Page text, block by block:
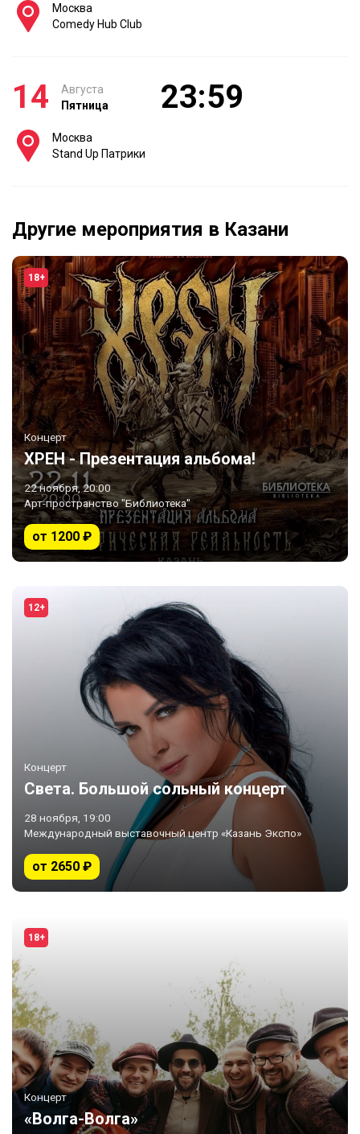
Москва
Comedy Hub Club
14
Августа
Пятница
23:59
Москва
Stand Up Патрики
Другие мероприятия в Казани
18+
Концерт
ХРЕН - Презентация альбома!
22 ноября, 20:00
Арт-пространство "Библиотека"
от 1200 ₽
12+
Концерт
Света. Большой сольный концерт
28 ноября, 19:00
Международный выставочный центр «Казань Экспо»
от 2650 ₽
18+
Концерт
«Волга-Волга»